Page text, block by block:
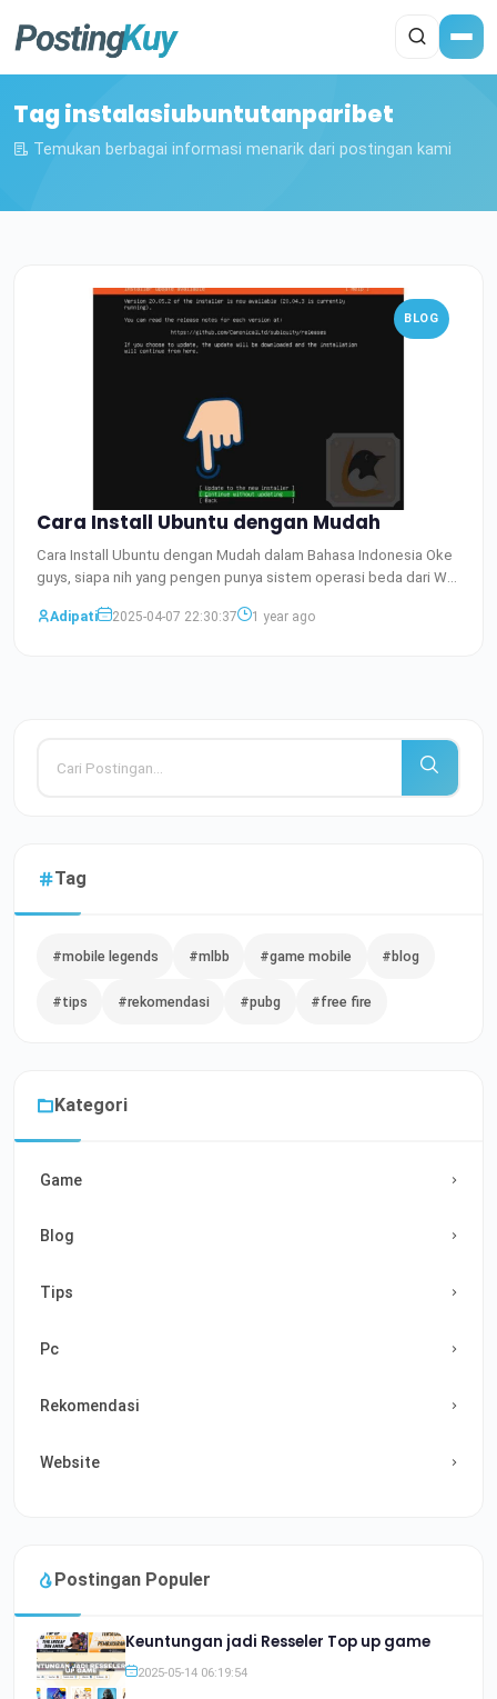
Tag instalasiubuntutanparibet
Temukan berbagai informasi menarik dari postingan kami
BLOG
Cara Install Ubuntu dengan Mudah
Cara Install Ubuntu dengan Mudah dalam Bahasa Indonesia Oke
guys, siapa nih yang pengen punya sistem operasi beda dari W
Adipati
2025-04-07 22:30:37 1 year ago
Tag
#mobile legends #mlbb #game mobile #blog
#tips #rekomendasi #pubg #free fire
Kategori
Game
Blog
Tips
Pc
Rekomendasi
Website
Postingan Populer
Keuntungan jadi Resseler Top up game
2025-05-14 06:19:54